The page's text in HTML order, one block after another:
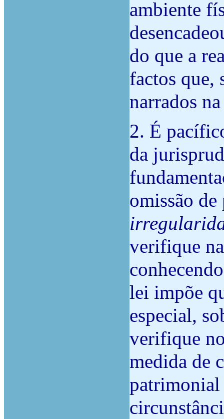
ambiente
do que a
factos que,
narrados
2. É
da
omissão
verifique
lei impõe
especial,
verifique
medida de
patrimonial